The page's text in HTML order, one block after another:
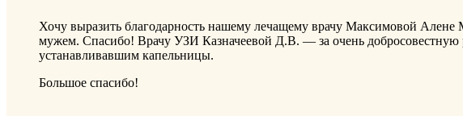
Хочу выразить благодарность нашему лечащему врачу Максимовой
мужем. Спасибо! Врачу УЗИ Казначеевой Д.В. — за очень добросовестную
устанавливавшим капельницы.
Большое спасибо!